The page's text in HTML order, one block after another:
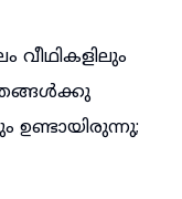
വീഥികളിലും